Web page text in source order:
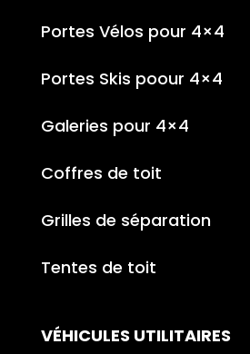
Portes Vélos pour 4×4
Portes Skis poour 4×4
Galeries pour 4×4
Coffres de toit
Grilles de séparation
Tentes de toit
VÉHICULES UTILITAIRES